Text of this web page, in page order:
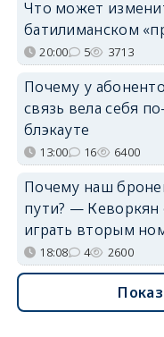
Что может
батилиманском
20:00 5 3713
Почему у
связь вела себя
блэкауте
13:00 16 6400
Почему наш
пути? — Кеворкян
играть вторым
18:08 4 2600